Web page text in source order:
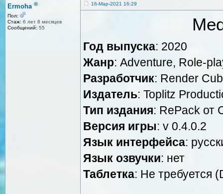
Ermoha ®
Пол:
Стаж: 6 лет 8 месяцев
Сообщений: 55
16-Мар-2021 16:29
Год выпуска: 2020
Жанр: Adventure, Role-
Разработчик: Render
Издатель: Toplitz
Тип издания: RePack от
Версия игры: v 0.4.0.2
Язык интерфейса:
Язык озвучки: нет
Таблетка: Не требуется